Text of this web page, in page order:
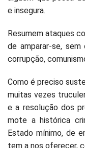
e insegura.
Resumem ataques
de amparar-se,
corrupção,
Como é preciso
muitas vezes
e a resolução dos
mote a histórica
Estado mínimo, de
tem a nos oferecer,